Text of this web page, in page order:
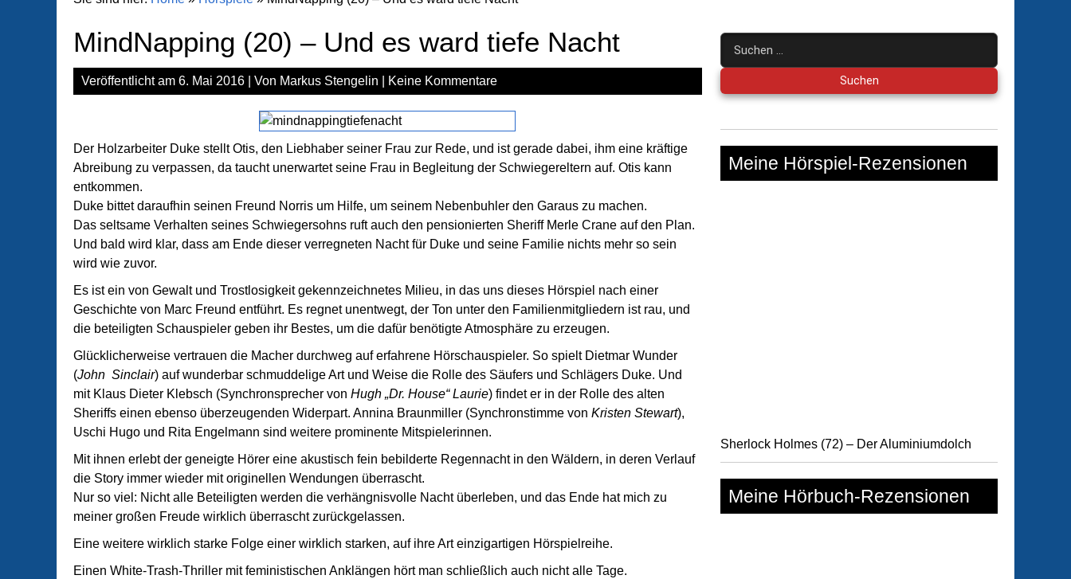
MindNapping (20) – Und es ward tiefe Nacht
Veröffentlicht am 6. Mai 2016 | Von Markus Stengelin Keine Kommentare
Der Holzarbeiter Duke stellt Otis, den Liebhaber seiner Frau zur Rede, und ist gerade dabei, ihm eine kräftige
Abreibung zu verpassen, da taucht unerwartet seine Frau in Begleitung der Schwiegereltern auf. Otis kann
entkommen.
Duke bittet daraufhin seinen Freund Norris um Hilfe, um seinem Nebenbuhler den Garaus zu machen.
Das seltsame Verhalten seines Schwiegersohns ruft auch den pensionierten Sheriff Merle Crane auf den Plan.
Und bald wird klar, dass am Ende dieser verregneten Nacht für Duke und seine Familie nichts mehr so sein
wird wie zuvor.
Es ist ein von Gewalt und Trostlosigkeit gekennzeichnetes Milieu, in das uns dieses Hörspiel nach einer
Geschichte von Marc Freund entführt. Es regnet unentwegt, der Ton unter den Familienmitgliedern ist rau, und
die beteiligten Schauspieler geben ihr Bestes, um die dafür benötigte Atmosphäre zu erzeugen.
Glücklicherweise vertrauen die Macher durchweg auf erfahrene Hörschauspieler. So spielt Dietmar Wunder
(John Sinclair) auf wunderbar schmuddelige Art und Weise die Rolle des Säufers und Schlägers Duke. Und
mit Klaus Dieter Klebsch (Synchronsprecher von Hugh „Dr. House“ Laurie) findet er in der Rolle des alten
Sheriffs einen ebenso überzeugenden Widerpart. Annina Braunmiller (Synchronstimme von Kristen Stewart),
Uschi Hugo und Rita Engelmann sind weitere prominente Mitspielerinnen.
Mit ihnen erlebt der geneigte Hörer eine akustisch fein bebilderte Regennacht in den Wäldern, in deren Verlauf
die Story immer wieder mit originellen Wendungen überrascht.
Nur so viel: Nicht alle Beteiligten werden die verhängnisvolle Nacht überleben, und das Ende hat mich zu
meiner großen Freude wirklich überrascht zurückgelassen.
Eine weitere wirklich starke Folge einer wirklich starken, auf ihre Art einzigartigen Hörspielreihe.
Einen White-Trash-Thriller mit feministischen Anklängen hört man schließlich auch nicht alle Tage.
Suchen
nach:
Meine Hörspiel-Rezensionen
Sherlock Holmes (72) – Der Aluminiumdolch
Meine Hörbuch-Rezensionen